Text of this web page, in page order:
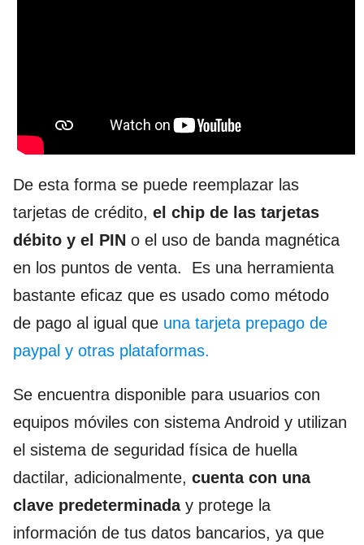
De esta forma se puede reemplazar las
tarjetas de crédito, el chip de las tarjetas
débito y el PIN o el uso de banda magnética
en los puntos de venta. Es una herramienta
bastante eficaz que es usado como método
de pago al igual que una tarjeta prepago de
paypal y otras plataformas.
Se encuentra disponible para usuarios con
equipos móviles con sistema Android y utilizan
el sistema de seguridad física de huella
dactilar, adicionalmente, cuenta con una
clave predeterminada y protege la
información de tus datos bancarios, ya que